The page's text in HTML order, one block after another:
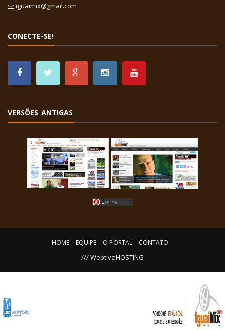
iguaimix@gmail.com
CONECTE-SE!
VERSÕES ANTIGAS
HOME EQUIPE O PORTAL CONTATO
/// WebtivaHOSTING